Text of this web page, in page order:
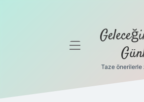
Gizlilik
menüyü
Taze